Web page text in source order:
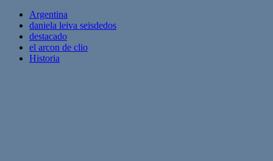
Argentina
daniela leiva seisdedos
destacado
el arcon de clio
Historia